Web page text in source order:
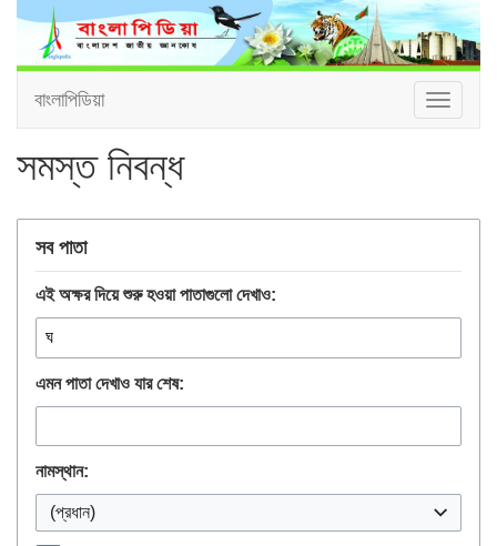
Toggle
বাংলাপিডিয়া
সমস্ত নিবন্ধ
সব পাতা
এই অক্ষর দিয়ে শুরু হওয়া পাতাগুলো দেখাও:
এমন পাতা দেখাও যার শেষ:
নামস্থান:
(প্রধান)